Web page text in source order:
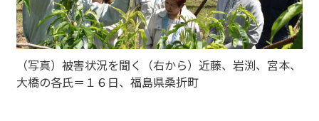
（写真）被害状況を聞く（右から）近藤、岩渕、宮本、
大橋の各氏＝１６日、福島県桑折町